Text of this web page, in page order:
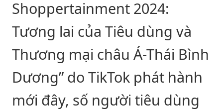
Shoppertainment 2024:
Tương lai của Tiêu dùng và
Thương mại châu Á-Thái Bình
Dương” do TikTok phát hành
mới đây, số người tiêu dùng